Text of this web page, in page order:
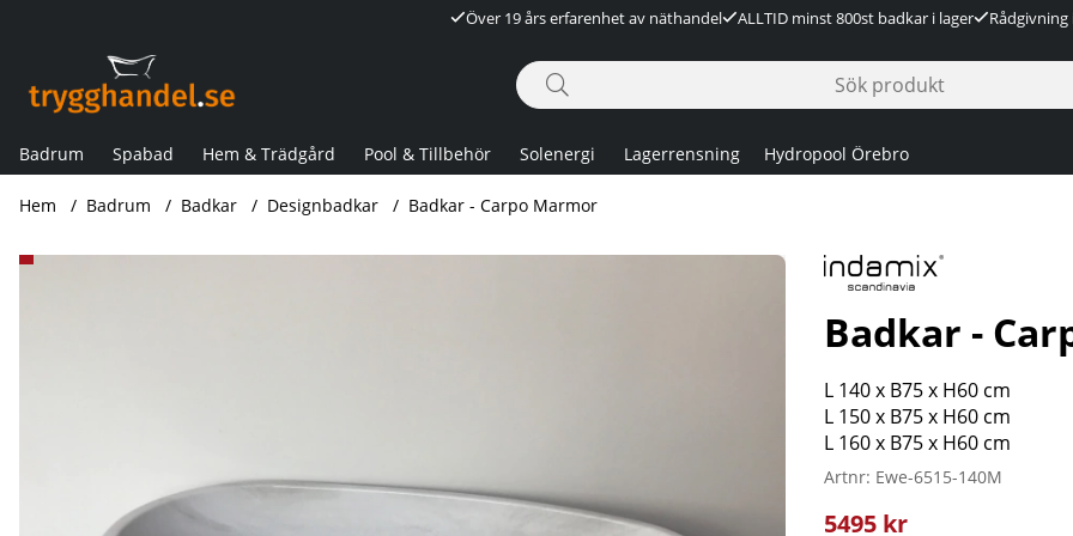
Över 19 års erfarenhet av näthandel ALLTID minst 800st badkar i lager
Badrum Spabad Hem & Trädgård Pool & Tillbehör Solenergi Lagerrensning Hydropool Örebro
Hem Badrum Badkar Designbadkar Badkar - Carpo Marmor
Produktbilder Badkar - Carpo Marmor
Badkar -
L 140 x B75 x H60 cm
L 150 x B75 x H60 cm
L 160 x B75 x H60 cm
Artnr: Ewe-6515-140M
5495 kr